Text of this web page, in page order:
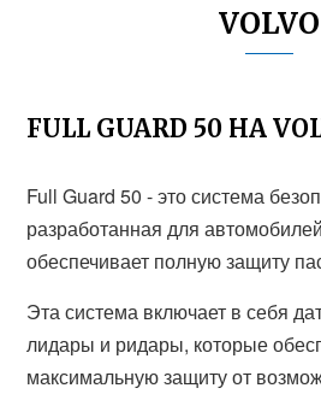
VOLVO
FULL GUARD 50 НА
Full Guard 50 - это система
разработанная для
обеспечивает полную защиту
Эта система включает в себя
лидары и ридары, которые
максимальную защиту от